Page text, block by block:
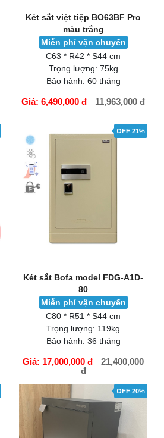
Két sắt việt tiệp BO63BF Pro
màu trắng
Miễn phí vận chuyển
C63 * R42 * S44 cm
Trọng lượng: 75kg
Bảo hành: 60 tháng
Giá: 6,490,000 đ 11,963,000 đ
OFF 21%
Két sắt Bofa model FDG-A1D-
80
Miễn phí vận chuyển
C80 * R51 * S44 cm
Trọng lượng: 119kg
Bảo hành: 36 tháng
Giá: 17,000,000 đ
21,400,000
đ
OFF 20%